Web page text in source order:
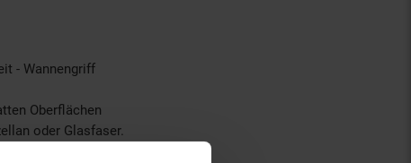
- Wannengriff
Oberflächen
oder Glasfaser.